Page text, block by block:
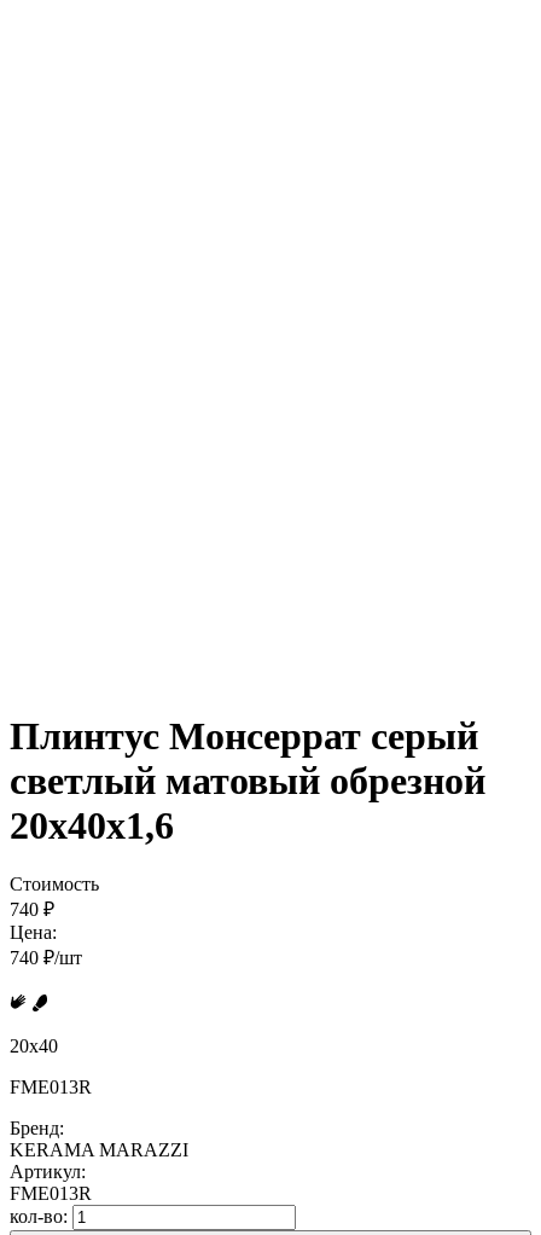
Плинтус Монсеррат серый
светлый матовый обрезной
20x40x1,6
Стоимость
740 ₽
Цена:
740 ₽/шт
20x40
FME013R
Бренд:
KERAMA MARAZZI
Артикул:
FME013R
кол-во: